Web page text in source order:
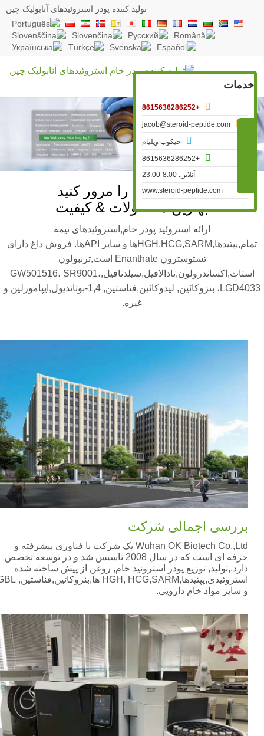
تولید کننده پودر استروئیدهای آنابولیک چین
وب سایت ما را مرور کنید
بهترین محصولات & کیفیت
ارائه استروئید پودر خام,استروئیدهای نیمه
تمام,پپتیدها,HGH,HCG,SARMها و سایر APIها. فروش داغ دارای
تستوسترون Enanthate است,ترنبولون
استات,اکساندرولون,تادالافیل,سیلدنافیل,GW501516، SR9001،
LGD4033، بنزوکائین, لیدوکائین,فناستین, 1,4-بوتاندیول,ایپامورلین و
غیره.
بررسی اجمالی شرکت
Wuhan OK Biotech Co.,Ltd یک شرکت با فناوری پیشرفته و
حرفه ای است که در سال 2008 تاسیس شد و در توسعه تخصص
دارد.,تولید, توزیع پودر استروئید خام, روغن از پیش ساخته شده
استروئیدی,پپتیدها,HGH, HCG,SARM ها,بنزوکائین,فناستین, GBL
و سایر مواد خام دارویی.
خدمات
+8615636286252
جیکوب ویلیام
+8615636286252
آنلاین: 8:00-23:00
www.steroid-peptide.com